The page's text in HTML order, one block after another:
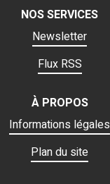
NOS SERVICES
Newsletter
Flux RSS
À PROPOS
Informations légales
Plan du site